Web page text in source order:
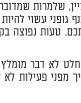
שלמרות
גופני עשוי
טעות נפוצה
לא דבר מומלץ
מפני פעילות